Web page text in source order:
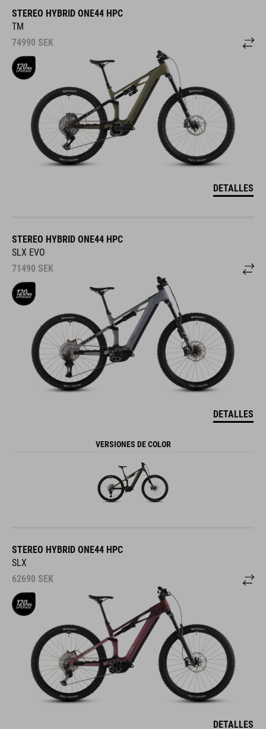
STEREO HYBRID ONE44 HPC
TM
74990 SEK
DETALLES
STEREO HYBRID ONE44 HPC
SLX EVO
71490 SEK
DETALLES
VERSIONES DE COLOR
STEREO HYBRID ONE44 HPC
SLX
62690 SEK
DETALLES